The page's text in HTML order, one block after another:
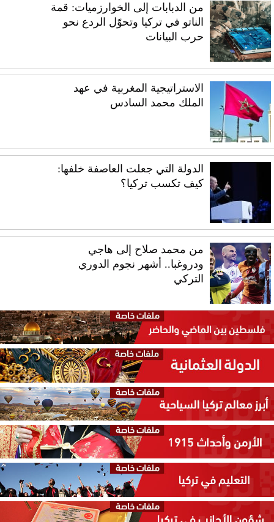
من الدبابات إلى الخوارزميات: قمة
الناتو في تركيا وتحوّل الردع نحو
حرب البيانات
الاستراتيجية المغربية في عهد
الملك محمد السادس
الدولة التي جعلت العاصفة خلفها:
كيف تكسب تركيا؟
من محمد صلاح إلى هاجي
ودروغبا.. أشهر نجوم الدوري
التركي